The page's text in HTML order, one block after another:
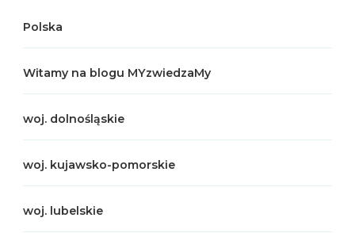
Polska
Witamy na blogu MYzwiedzaMy
woj. dolnośląskie
woj. kujawsko-pomorskie
woj. lubelskie